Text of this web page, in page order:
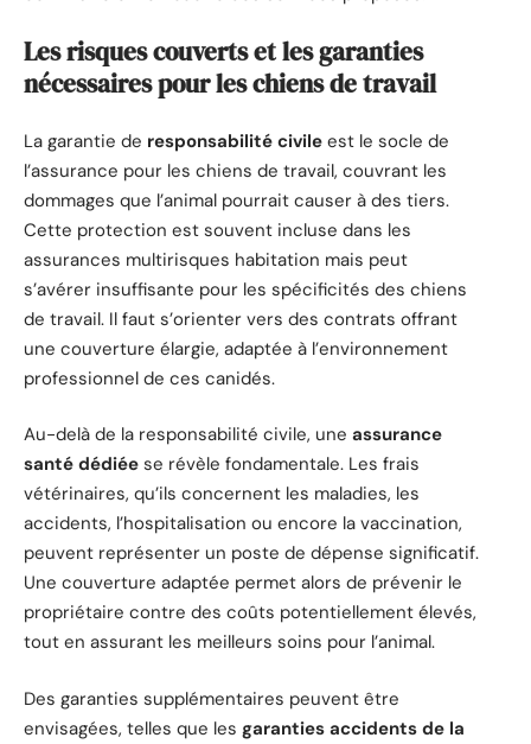
Les risques couverts et les garanties
nécessaires pour les chiens de travail
La garantie de responsabilité civile est le socle de
l’assurance pour les chiens de travail, couvrant les
dommages que l’animal pourrait causer à des tiers.
Cette protection est souvent incluse dans les
assurances multirisques habitation mais peut
s’avérer insuffisante pour les spécificités des chiens
de travail. Il faut s’orienter vers des contrats offrant
une couverture élargie, adaptée à l’environnement
professionnel de ces canidés.
Au-delà de la responsabilité civile, une assurance
santé dédiée se révèle fondamentale. Les frais
vétérinaires, qu’ils concernent les maladies, les
accidents, l’hospitalisation ou encore la vaccination,
peuvent représenter un poste de dépense significatif.
Une couverture adaptée permet alors de prévenir le
propriétaire contre des coûts potentiellement élevés,
tout en assurant les meilleurs soins pour l’animal.
Des garanties supplémentaires peuvent être
envisagées, telles que les garanties accidents de la